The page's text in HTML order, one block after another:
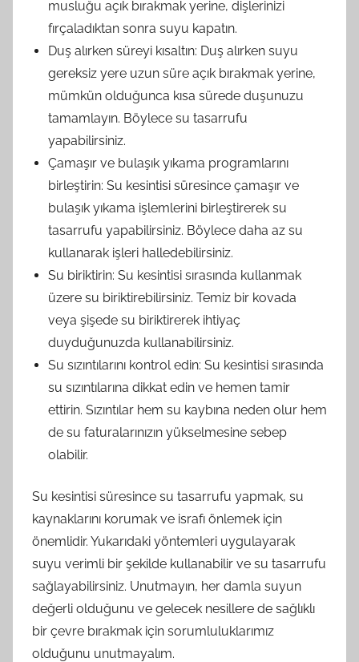
musluğu açık bırakmak yerine, dişlerinizi
fırçaladıktan sonra suyu kapatın.
Duş alırken süreyi kısaltın: Duş alırken suyu
gereksiz yere uzun süre açık bırakmak yerine,
mümkün olduğunca kısa sürede duşunuzu
tamamlayın. Böylece su tasarrufu
yapabilirsiniz.
Çamaşır ve bulaşık yıkama programlarını
birleştirin: Su kesintisi süresince çamaşır ve
bulaşık yıkama işlemlerini birleştirerek su
tasarrufu yapabilirsiniz. Böylece daha az su
kullanarak işleri halledebilirsiniz.
Su biriktirin: Su kesintisi sırasında kullanmak
üzere su biriktirebilirsiniz. Temiz bir kovada
veya şişede su biriktirerek ihtiyaç
duyduğunuzda kullanabilirsiniz.
Su sızıntılarını kontrol edin: Su kesintisi sırasında
su sızıntılarına dikkat edin ve hemen tamir
ettirin. Sızıntılar hem su kaybına neden olur hem
de su faturalarınızın yükselmesine sebep
olabilir.
Su kesintisi süresince su tasarrufu yapmak, su
kaynaklarını korumak ve israfı önlemek için
önemlidir. Yukarıdaki yöntemleri uygulayarak
suyu verimli bir şekilde kullanabilir ve su tasarrufu
sağlayabilirsiniz. Unutmayın, her damla suyun
değerli olduğunu ve gelecek nesillere de sağlıklı
bir çevre bırakmak için sorumluluklarımız
olduğunu unutmayalım.